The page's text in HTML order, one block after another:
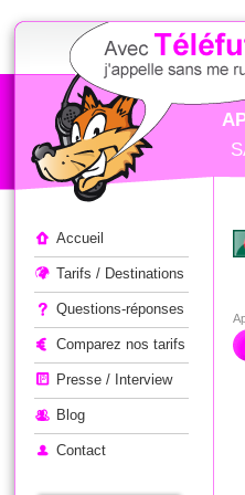
Accueil
Tarifs / Destinations
Questions-réponses
Comparez nos tarifs
Presse / Interview
Blog
Contact